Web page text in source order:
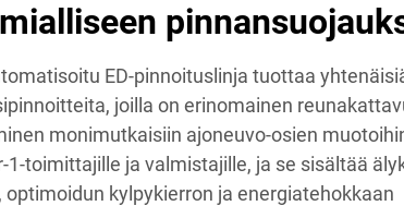
ED-pinnoituslinja tuottaa
joilla on erinomainen
monimutkaisiin ajoneuvo-osien
1-toimittajille ja valmistajille, ja se sisältää
optimoidun kylpykierron ja energiatehokkaan